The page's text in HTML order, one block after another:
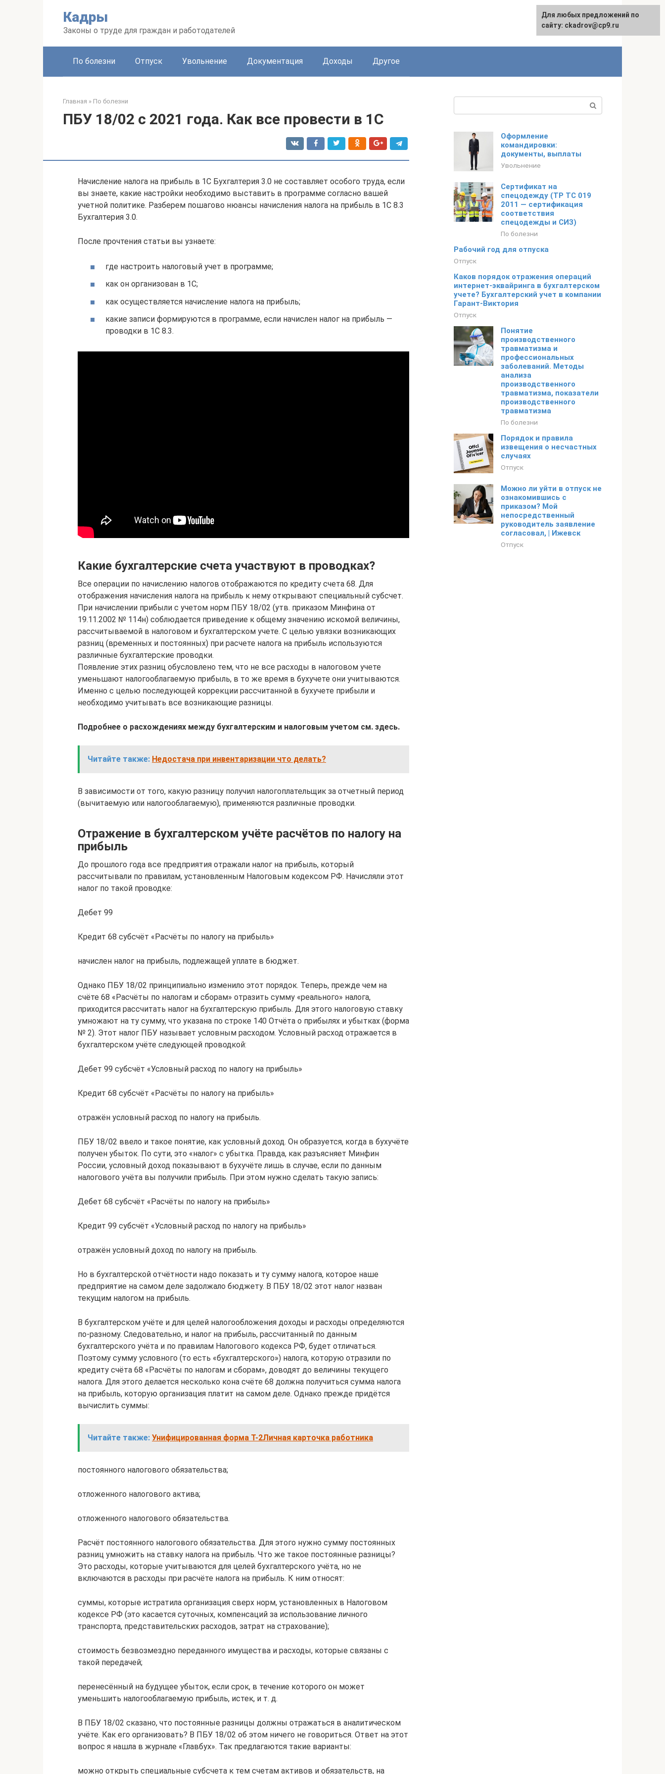
Кадры
Законы о труде для граждан и работодателей
По болезни Отпуск Увольнение Документация Доходы Другое
Главная » По болезни
ПБУ 18/02 с 2021 года. Как все провести в 1С
Начисление налога на прибыль в 1С Бухгалтерия 3.0 не составляет особого труда, если
вы знаете, какие настройки необходимо выставить в программе согласно вашей
учетной политике. Разберем пошагово нюансы начисления налога на прибыль в 1С 8.3
Бухгалтерия 3.0.
После прочтения статьи вы узнаете:
где настроить налоговый учет в программе;
как он организован в 1С;
как осуществляется начисление налога на прибыль;
какие записи формируются в программе, если начислен налог на прибыль —
проводки в 1С 8.3.
Какие бухгалтерские счета участвуют в проводках?
Все операции по начислению налогов отображаются по кредиту счета 68. Для
отображения начисления налога на прибыль к нему открывают специальный субсчет.
При начислении прибыли с учетом норм ПБУ 18/02 (утв. приказом Минфина от
19.11.2002 № 114н) соблюдается приведение к общему значению искомой величины,
рассчитываемой в налоговом и бухгалтерском учете. С целью увязки возникающих
разниц (временных и постоянных) при расчете налога на прибыль используются
различные бухгалтерские проводки.
Появление этих разниц обусловлено тем, что не все расходы в налоговом учете
уменьшают налогооблагаемую прибыль, в то же время в бухучете они учитываются.
Именно с целью последующей коррекции рассчитанной в бухучете прибыли и
необходимо учитывать все возникающие разницы.
Подробнее о расхождениях между бухгалтерским и налоговым учетом см. здесь.
Читайте также: Недостача при инвентаризации что делать?
В зависимости от того, какую разницу получил налогоплательщик за отчетный период
(вычитаемую или налогооблагаемую), применяются различные проводки.
Отражение в бухгалтерском учёте расчётов по налогу на
прибыль
До прошлого года все предприятия отражали налог на прибыль, который
рассчитывали по правилам, установленным Налоговым кодексом РФ. Начисляли этот
налог по такой проводке:
Дебет 99
Кредит 68 субсчёт «Расчёты по налогу на прибыль»
начислен налог на прибыль, подлежащей уплате в бюджет.
Однако ПБУ 18/02 принципиально изменило этот порядок. Теперь, прежде чем на
счёте 68 «Расчёты по налогам и сборам» отразить сумму «реального» налога,
приходится рассчитать налог на бухгалтерскую прибыль. Для этого налоговую ставку
умножают на ту сумму, что указана по строке 140 Отчёта о прибылях и убытках (форма
№ 2). Этот налог ПБУ называет условным расходом. Условный расход отражается в
бухгалтерском учёте следующей проводкой:
Дебет 99 субсчёт «Условный расход по налогу на прибыль»
Кредит 68 субсчёт «Расчёты по налогу на прибыль»
отражён условный расход по налогу на прибыль.
ПБУ 18/02 ввело и такое понятие, как условный доход. Он образуется, когда в бухучёте
получен убыток. По сути, это «налог» с убытка. Правда, как разъясняет Минфин
России, условный доход показывают в бухучёте лишь в случае, если по данным
налогового учёта вы получили прибыль. При этом нужно сделать такую запись:
Дебет 68 субсчёт «Расчёты по налогу на прибыль»
Кредит 99 субсчёт «Условный расход по налогу на прибыль»
отражён условный доход по налогу на прибыль.
Но в бухгалтерской отчётности надо показать и ту сумму налога, которое наше
предприятие на самом деле задолжало бюджету. В ПБУ 18/02 этот налог назван
текущим налогом на прибыль.
В бухгалтерском учёте и для целей налогообложения доходы и расходы определяются
по-разному. Следовательно, и налог на прибыль, рассчитанный по данным
бухгалтерского учёта и по правилам Налогового кодекса РФ, будет отличаться.
Поэтому сумму условного (то есть «бухгалтерского») налога, которую отразили по
кредиту счёта 68 «Расчёты по налогам и сборам», доводят до величины текущего
налога. Для этого делается несколько кона счёте 68 должна получиться сумма налога
на прибыль, которую организация платит на самом деле. Однако прежде придётся
вычислить суммы:
Читайте также: Унифицированная форма Т-2Личная карточка работника
постоянного налогового обязательства;
отложенного налогового актива;
отложенного налогового обязательства.
Расчёт постоянного налогового обязательства. Для этого нужно сумму постоянных
разниц умножить на ставку налога на прибыль. Что же такое постоянные разницы?
Это расходы, которые учитываются для целей бухгалтерского учёта, но не
включаются в расходы при расчёте налога на прибыль. К ним относят:
суммы, которые истратила организация сверх норм, установленных в Налоговом
кодексе РФ (это касается суточных, компенсаций за использование личного
транспорта, представительских расходов, затрат на страхование);
стоимость безвозмездно переданного имущества и расходы, которые связаны с
такой передачей;
перенесённый на будущее убыток, если срок, в течение которого он может
уменьшить налогооблагаемую прибыль, истек, и т. д.
В ПБУ 18/02 сказано, что постоянные разницы должны отражаться в аналитическом
учёте. Как его организовать? В ПБУ 18/02 об этом ничего не говориться. Ответ на этот
вопрос я нашла в журнале «Главбух». Так предлагаются такие варианты:
можно открыть специальные субсчета к тем счетам активов и обязательств, на
Оформление
командировки:
документы, выплаты
Увольнение
Сертификат на
спецодежду (ТР ТС 019
2011 — сертификация
соответствия
спецодежды и СИЗ)
По болезни
Рабочий год для отпуска
Отпуск
Каков порядок отражения операций
интернет-эквайринга в бухгалтерском
учете? Бухгалтерский учет в компании
Гарант-Виктория
Отпуск
Понятие
производственного
травматизма и
профессиональных
заболеваний. Методы
анализа
производственного
травматизма, показатели
производственного
травматизма
По болезни
Порядок и правила
извещения о несчастных
случаях
Отпуск
Можно ли уйти в отпуск не
ознакомившись с
приказом? Мой
непосредственный
руководитель заявление
согласовал, | Ижевск
Отпуск
Для любых предложений по
сайту: ckadrov@cp9.ru